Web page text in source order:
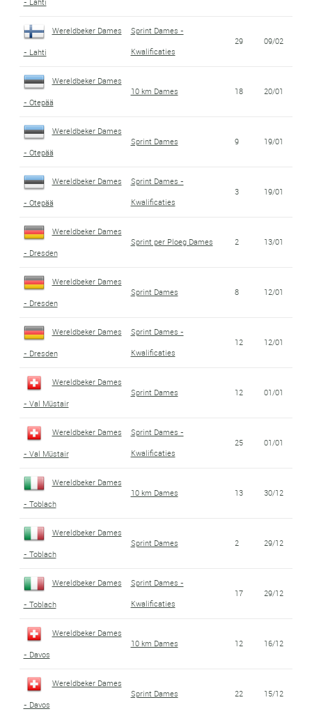
Wereldbeker Dames
- Lahti
Sprint Dames -
Kwalificaties
29 09/02
Wereldbeker Dames
- Otepää
10 km Dames 18 20/01
Wereldbeker Dames
- Otepää
Sprint Dames 9 19/01
Wereldbeker Dames
- Otepää
Sprint Dames -
Kwalificaties
3 19/01
Wereldbeker Dames
- Dresden
Sprint per Ploeg Dames 2 13/01
Wereldbeker Dames
- Dresden
Sprint Dames 8 12/01
Wereldbeker Dames
- Dresden
Sprint Dames -
Kwalificaties
12 12/01
Wereldbeker Dames
- Val Müstair
Sprint Dames 12 01/01
Wereldbeker Dames
- Val Müstair
Sprint Dames -
Kwalificaties
25 01/01
Wereldbeker Dames
- Toblach
10 km Dames 13 30/12
Wereldbeker Dames
- Toblach
Sprint Dames 2 29/12
Wereldbeker Dames
- Toblach
Sprint Dames -
Kwalificaties
17 29/12
Wereldbeker Dames
- Davos
10 km Dames 12 16/12
Wereldbeker Dames
- Davos
Sprint Dames 22 15/12